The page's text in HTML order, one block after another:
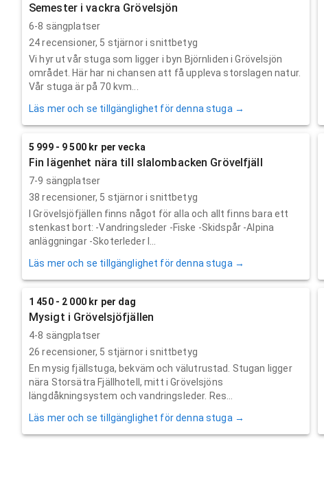
Semester i vackra Grövelsjön
6-8 sängplatser
24recensioner, 5 stjärnor i snittbetyg
Vi hyr ut vår stuga som ligger i byn Björnliden i Grövelsjön
området. Här har ni chansen att få uppleva storslagen natur.
Vår stuga är på 70 kvm...
Läs mer och se tillgänglighet för denna stuga →
5 999 - 9 500 kr per vecka
Fin lägenhet nära till slalombacken Grövelfjäll
7-9 sängplatser
38 recensioner, 5 stjärnor i snittbetyg
I Grövelsjöfjällen finns något för alla och allt finns bara ett
stenkast bort: -Vandringsleder -Fiske -Skidspår -Alpina
anläggningar -Skoterleder I...
Läs mer och se tillgänglighet för denna stuga →
1 450 - 2 000 kr per dag
Mysigt i Grövelsjöfjällen
4-8 sängplatser
26 recensioner, 5 stjärnor i snittbetyg
En mysig fjällstuga, bekväm och välutrustad. Stugan ligger
nära Storsätra Fjällhotell, mitt i Grövelsjöns
längdåkningsystem och vandringsleder. Res...
Läs mer och se tillgänglighet för denna stuga →